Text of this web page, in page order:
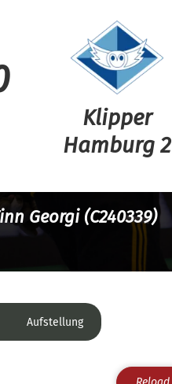
Klipper
Hamburg 2
Georgi (C240339)
Aufstellung